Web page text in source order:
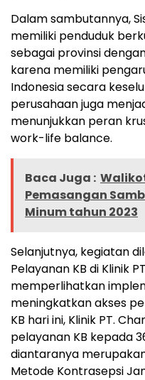
Dalam sambutannya,
memiliki penduduk
sebagai provinsi
karena memiliki
Indonesia secara
perusahaan juga
menunjukkan peran
work-life balance.
Baca Juga :
Pemasangan
Minum tahun 2023
Selanjutnya, kegiatan
Pelayanan KB di Klinik
memperlihatkan
meningkatkan akses
KB hari ini, Klinik PT.
pelayanan KB kepada
diantaranya
Metode Kontrasepsi